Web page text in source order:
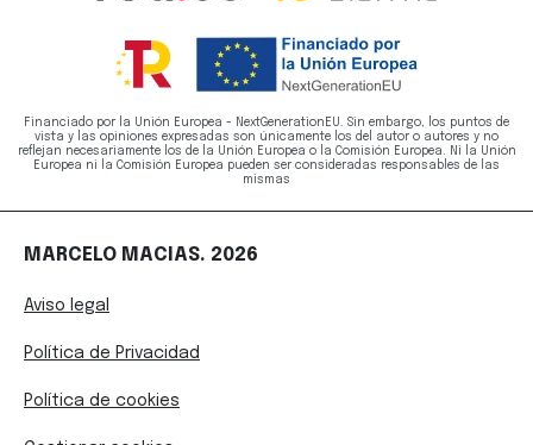
Financiado por la Unión Europea - NextGenerationEU. Sin embargo, los puntos de
vista y las opiniones expresadas son únicamente los del autor o autores y no
reflejan necesariamente los de la Unión Europea o la Comisión Europea. Ni la Unión
Europea ni la Comisión Europea pueden ser consideradas responsables de las
mismas
MARCELO MACIAS. 2026
Aviso legal
Política de Privacidad
Política de cookies